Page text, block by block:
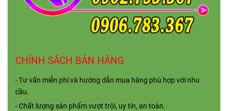
CHÍNH SÁCH BÁN HÀNG
- Tư vấn miễn phí và hướng dẫn mua hàng phù hợp với nhu
cầu.
- Chất lượng sản phẩm vượt trội, uy tín, an toàn.